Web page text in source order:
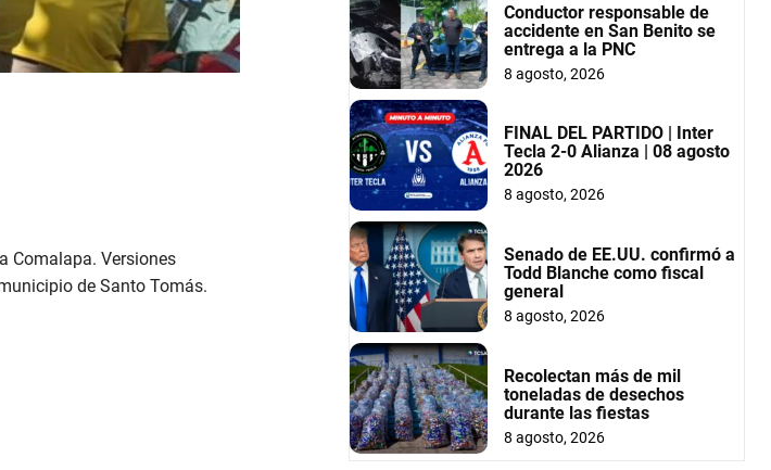
Comalapa. Versiones
de Santo Tomás.
Conductor responsable de
accidente en San Benito se
entrega a la PNC
8 agosto, 2026
FINAL DEL PARTIDO | Inter
Tecla 2-0 Alianza | 08 agosto
2026
8 agosto, 2026
Senado de EE.UU. confirmó a
Todd Blanche como fiscal
general
8 agosto, 2026
Recolectan más de mil
toneladas de desechos
durante las fiestas
8 agosto, 2026